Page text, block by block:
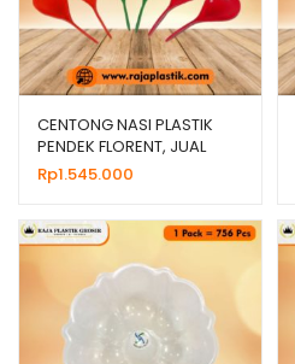
CENTONG NASI PLASTIK
PENDEK FLORENT, JUAL
HARGA GROSIR MURAH
Rp1.545.000